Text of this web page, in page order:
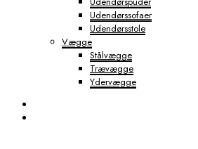
Udendørssofaer
Udendørsstole
Vægge
Stålvægge
Trævægge
Ydervægge